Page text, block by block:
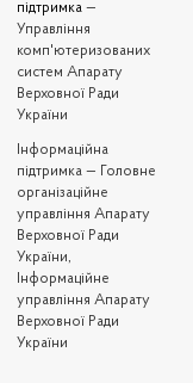
підтримка —
Управління
комп'ютеризованих
систем Апарату
Верховної Ради
України
Iнформаційна
підтримка — Головне
організаційне
управління Апарату
Верховної Ради
України,
Інформаційне
управління Апарату
Верховної Ради
України